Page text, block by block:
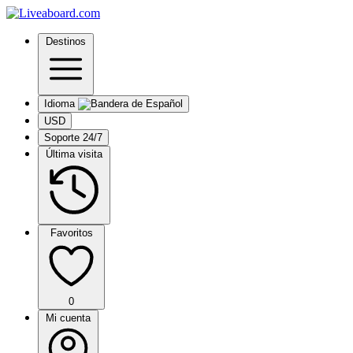
Destinos
Idioma
USD
Soporte 24/7
Última visita
Favoritos
0
Mi cuenta